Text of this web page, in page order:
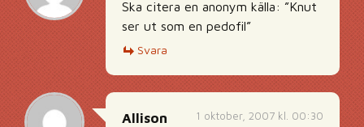
Ska citera en anonym källa: ”Knut
ser ut som en pedofil”
Svara
1 oktober, 2007 kl. 00:30
Allison